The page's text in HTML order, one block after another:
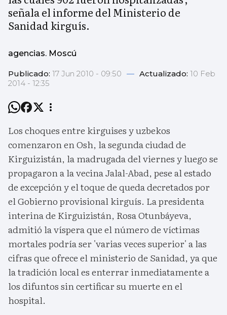
señala el informe del Ministerio de
Sanidad kirguís.
agencias. Moscú
Publicado: 17 Jun 2010 - 09:50 — Actualizado: 10 Feb
2014 - 12:35
Los choques entre kirguises y uzbekos
comenzaron en Osh, la segunda ciudad de
Kirguizistán, la madrugada del viernes y luego se
propagaron a la vecina Jalal-Abad, pese al estado
de excepción y el toque de queda decretados por
el Gobierno provisional kirguís. La presidenta
interina de Kirguizistán, Rosa Otunbáyeva,
admitió la víspera que el número de víctimas
mortales podría ser 'varias veces superior' a las
cifras que ofrece el ministerio de Sanidad, ya que
la tradición local es enterrar inmediatamente a
los difuntos sin certificar su muerte en el
hospital.